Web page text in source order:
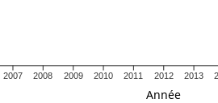
2007 2008 2009 2010 2011 2012 2013
Année